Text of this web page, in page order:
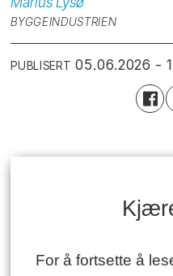
BYGGEINDUSTRIEN
PUBLISERT 05.06.2026 -
For å fortsette å